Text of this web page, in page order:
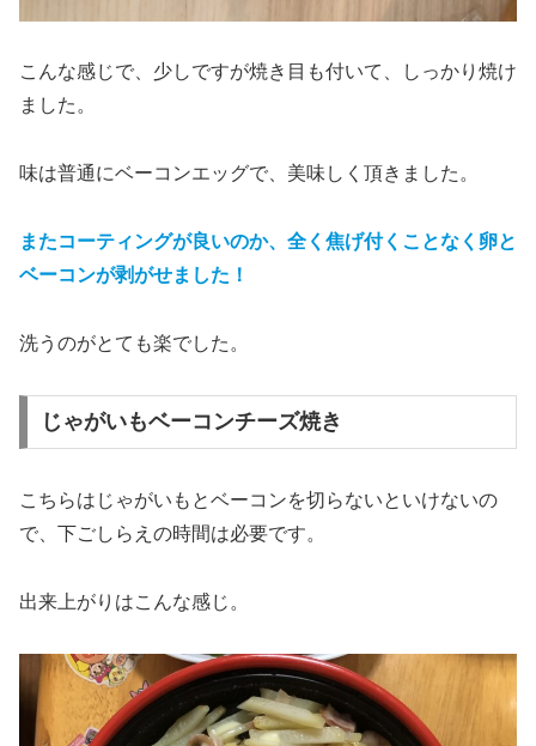
こんな感じで、少しですが焼き目も付いて、しっかり焼け
ました。
味は普通にベーコンエッグで、美味しく頂きました。
またコーティングが良いのか、全く焦げ付くことなく卵と
ベーコンが剥がせました！
洗うのがとても楽でした。
じゃがいもベーコンチーズ焼き
こちらはじゃがいもとベーコンを切らないといけないの
で、下ごしらえの時間は必要です。
出来上がりはこんな感じ。